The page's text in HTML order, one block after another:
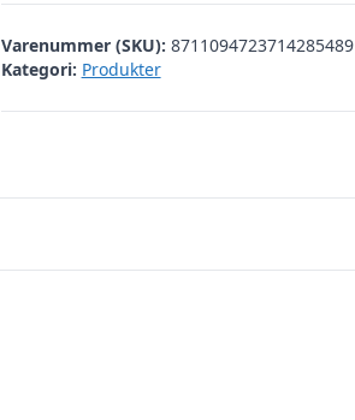
Varenummer (SKU): 8711094723714285489
Kategori: Produkter